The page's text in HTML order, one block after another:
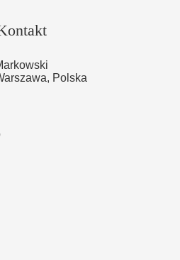
Polska